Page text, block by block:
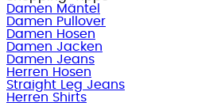
Damen Mäntel
Damen Pullover
Damen Hosen
Damen Jacken
Damen Jeans
Herren Hosen
Straight Leg Jeans
Herren Shirts